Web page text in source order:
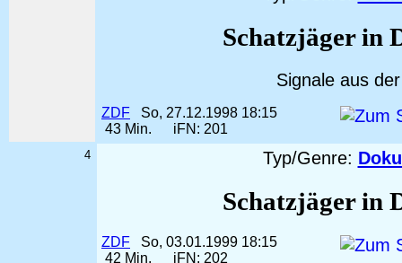
Schatzjäger in
Signale aus
ZDF
So, 27.12.1998 18:15
43 Min.
iFN: 201
4 Typ/Genre:
Schatzjäger in
ZDF
So, 03.01.1999 18:15
42 Min.
iFN: 202